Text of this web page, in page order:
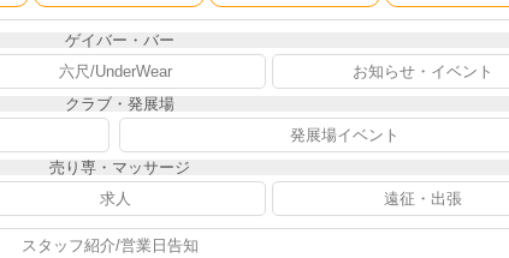
ゲイバー・バー
六尺/UnderWear
お知らせ・イベント
クラブ・発展場
発展場イベント
売り専・マッサージ
求人 遠征・出張
スタッフ紹介/営業日告知